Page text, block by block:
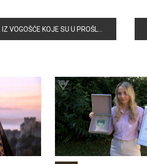
OSTALE BEZ KROVA NAD GLAVOM IZRAZILE ŽELJU ZA TRAJNIM STAMBENIM ZBRINJAVANJEM U NASELJU ROSULJE